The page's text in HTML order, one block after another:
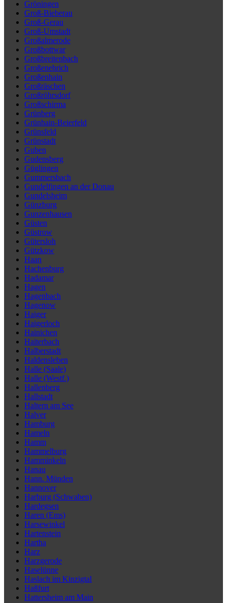
Gröningen
Groß-Bieberau
Groß-Gerau
Groß-Umstadt
Großalmerode
Großbottwar
Großbreitenbach
Großenehrich
Großenhain
Großräschen
Großröhrsdorf
Großschirma
Grünberg
Grünhain-Beierfeld
Grünsfeld
Grünstadt
Guben
Gudensberg
Güglingen
Gummersbach
Gundelfingen an der Donau
Gundelsheim
Günzburg
Gunzenhausen
Güsten
Güstrow
Gütersloh
Gützkow
Haan
Hachenburg
Hadamar
Hagen
Hagenbach
Hagenow
Haiger
Haigerloch
Hainichen
Haiterbach
Halberstadt
Haldensleben
Halle (Saale)
Halle (Westf.)
Hallenberg
Hallstadt
Haltern am See
Halver
Hamburg
Hameln
Hamm
Hammelburg
Hamminkeln
Hanau
Hann. Münden
Hannover
Harburg (Schwaben)
Hardegsen
Haren (Ems)
Harsewinkel
Hartenstein
Hartha
Harz
Harzgerode
Haselünne
Haslach im Kinzigtal
Haßfurt
Hattersheim am Main